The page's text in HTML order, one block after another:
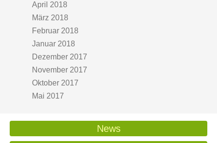
April 2018
März 2018
Februar 2018
Januar 2018
Dezember 2017
November 2017
Oktober 2017
Mai 2017
News